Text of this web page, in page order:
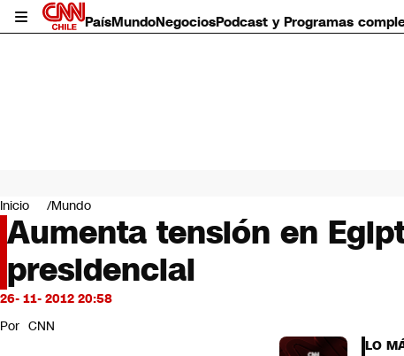
PaísMundoNegociosPodcast y Programas
Mundo
Negocios
Deportes
Programas completos
Cultura
Servicios
Bits
CNN Data
Inicio Mundo
Aumenta tensión en
presidencial
26- 11- 2012 20:58
Por CNN
LO